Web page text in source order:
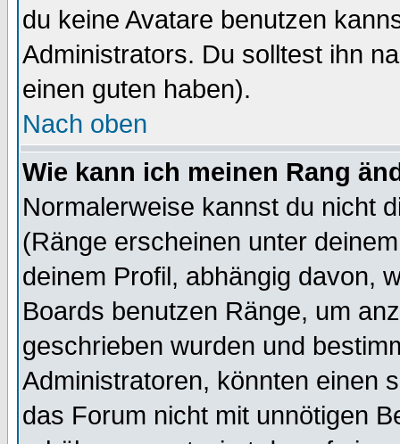
du keine Avatare benutzen
Administrators. Du solltest ihn
einen guten haben).
Nach oben
Wie kann ich meinen Rang
Normalerweise kannst du nicht
(Ränge erscheinen unter
deinem Profil, abhängig davon,
Boards benutzen Ränge, um
geschrieben wurden und
Administratoren, könnten einen
das Forum nicht mit unnötigen